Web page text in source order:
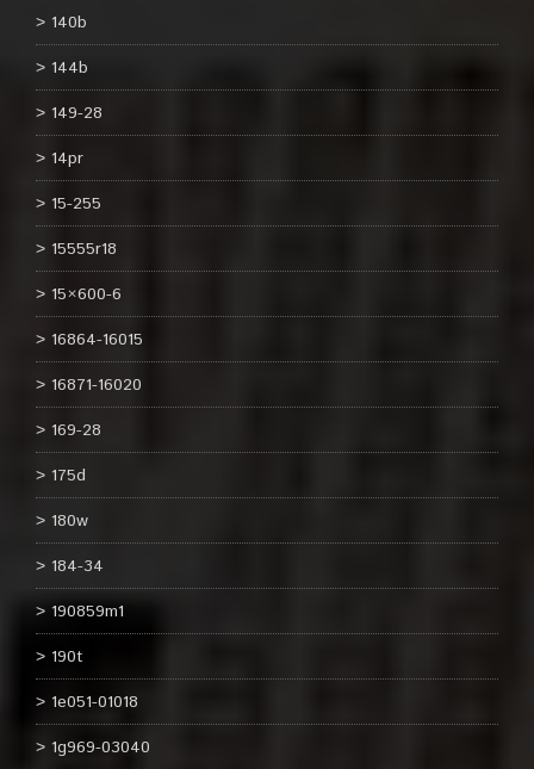
140b
144b
149-28
14pr
15-255
15555r18
15×600-6
16864-16015
16871-16020
169-28
175d
180w
184-34
190859m1
190t
1e051-01018
1g969-03040